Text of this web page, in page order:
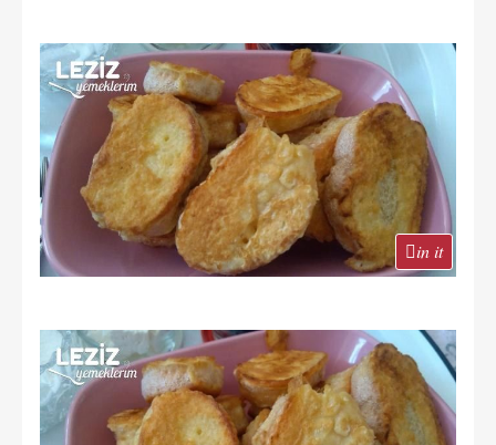
in it